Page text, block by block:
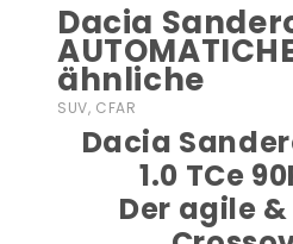
Dacia
ähnliche
SUV, CFAR
Dacia
1.0 TCe
Der agile